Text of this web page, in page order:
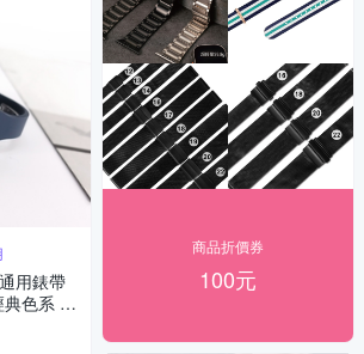
用錶帶
色系 矽
商品折價券
100元